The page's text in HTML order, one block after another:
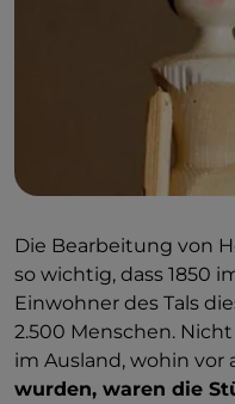
Die Bearbeitung von
so wichtig, dass 1850
Einwohner des Tals
2.500 Menschen.
im Ausland, wohin vor
wurden, waren die